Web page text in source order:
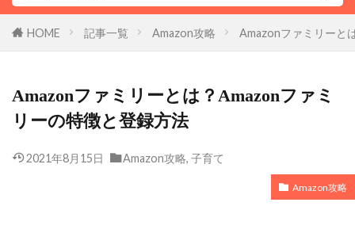
HOME 記事一覧 Amazon攻略 Amazonファミリーと
Amazonファミリーとは？Amazonファミ
リーの特徴と登録方法
2021年8月15日 Amazon攻略, 子育て
Amazon攻略